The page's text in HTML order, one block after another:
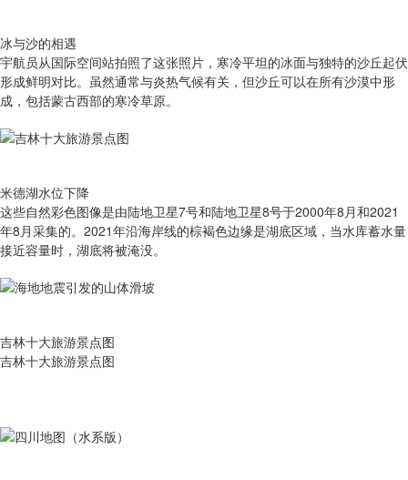
冰与沙的相遇
宇航员从国际空间站拍照了这张照片，寒冷平坦的冰面与独特的沙丘起伏
形成鲜明对比。虽然通常与炎热气候有关，但沙丘可以在所有沙漠中形
成，包括蒙古西部的寒冷草原。
米德湖水位下降
这些自然彩色图像是由陆地卫星7号和陆地卫星8号于2000年8月和2021
年8月采集的。2021年沿海岸线的棕褐色边缘是湖底区域，当水库蓄水量
接近容量时，湖底将被淹没。
吉林十大旅游景点图
吉林十大旅游景点图